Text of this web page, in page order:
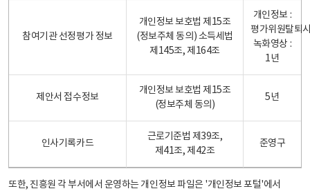
참여기관 선정평가 정보
개인정보 보호법 제15조
(정보주체 동의) 소득세법
제145조, 제164조
개인정보 :
평가위원탈퇴
녹화영상 :
1년
제안서 접수정보
개인정보 보호법 제15조
(정보주체 동의)
5년
인사기록카드
근로기준법 제39조,
제41조, 제42조
준영구
또한, 진흥원 각 부서에서 운영하는 개인정보 파일은 '개인정보 포털'에서